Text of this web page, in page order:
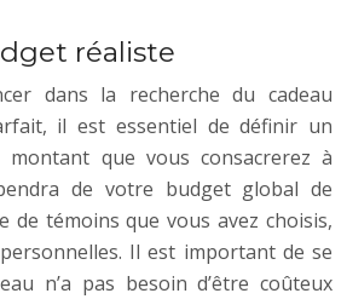
réaliste
dans la recherche du cadeau
il est essentiel de définir un
montant que vous consacrerez à
de votre budget global de
de témoins que vous avez choisis,
Il est important de se
n’a pas besoin d’être coûteux